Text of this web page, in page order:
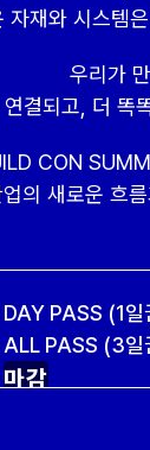
자재와 시스템
우리가
연결되고, 더 똑
CON
업의 새로운 흐
DAY PASS (1
ALL PASS (3
마감